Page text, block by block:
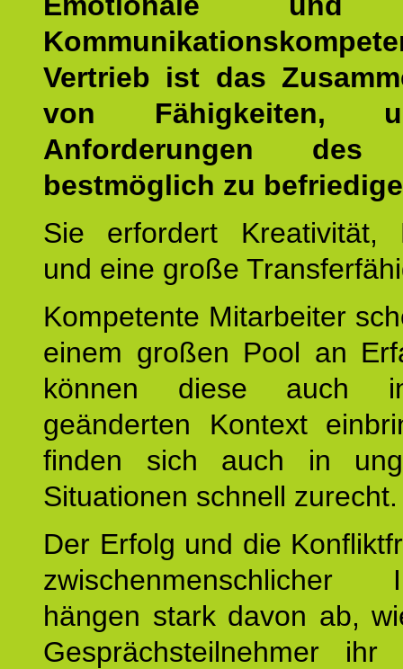
Vertrieb ist das
von Fähigkeiten,
Anforderungen des
bestmöglich zu
Sie erfordert Kreativität,
und eine große
Kompetente Mitarbeiter
einem großen Pool an
können diese auch
geänderten Kontext
finden sich auch in
Situationen schnell zurecht.
Der Erfolg und die
zwischenmenschlicher
hängen stark davon ab,
Gesprächsteilnehmer ihr